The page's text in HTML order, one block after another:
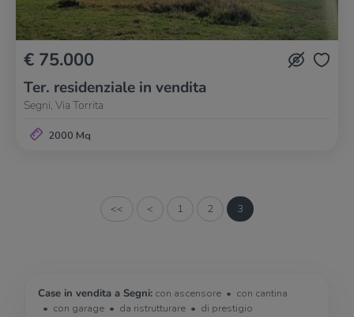
€ 75.000
Ter. residenziale in vendita
Segni, Via Torrita
2000 Mq
<< < 1 2 3
Case in vendita a Segni: con ascensore
con cantina
con garage
da ristrutturare
di prestigio